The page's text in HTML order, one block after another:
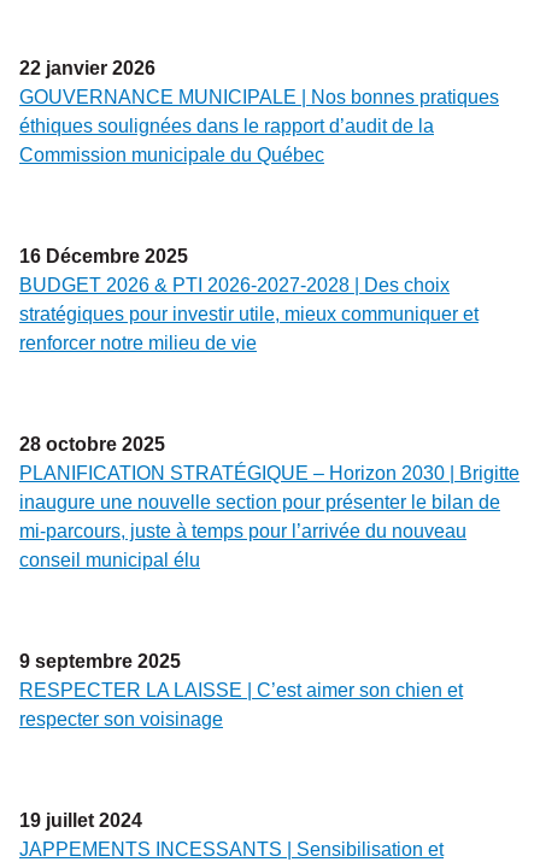
22 janvier 2026
GOUVERNANCE MUNICIPALE | Nos bonnes pratiques
éthiques soulignées dans le rapport d’audit de la
Commission municipale du Québec
16 Décembre 2025
BUDGET 2026 & PTI 2026-2027-2028 | Des choix
stratégiques pour investir utile, mieux communiquer et
renforcer notre milieu de vie
28 octobre 2025
PLANIFICATION STRATÉGIQUE – Horizon 2030 | Brigitte
inaugure une nouvelle section pour présenter le bilan de
mi-parcours, juste à temps pour l’arrivée du nouveau
conseil municipal élu
9 septembre 2025
RESPECTER LA LAISSE | C’est aimer son chien et
respecter son voisinage
19 juillet 2024
JAPPEMENTS INCESSANTS | Sensibilisation et